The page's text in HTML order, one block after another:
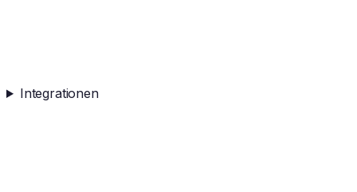
Integrationen